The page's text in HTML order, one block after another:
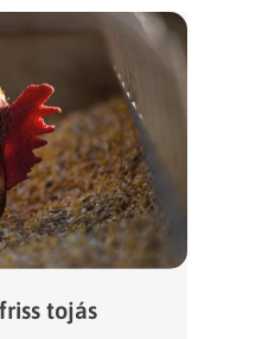
tojás